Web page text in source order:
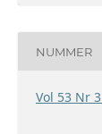
NUMMER
Vol 53 Nr